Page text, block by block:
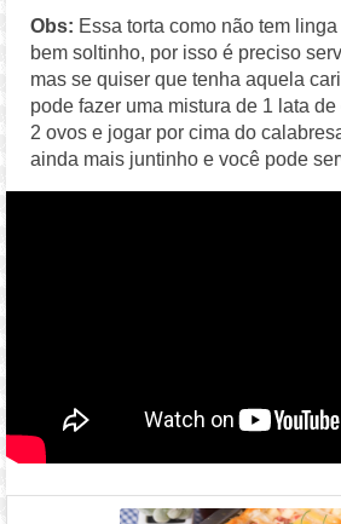
Obs: Essa torta como não tem
bem soltinho, por isso é preciso
mas se quiser que tenha aquela
pode fazer uma mistura de 1 lata
2 ovos e jogar por cima do
ainda mais juntinho e você pode